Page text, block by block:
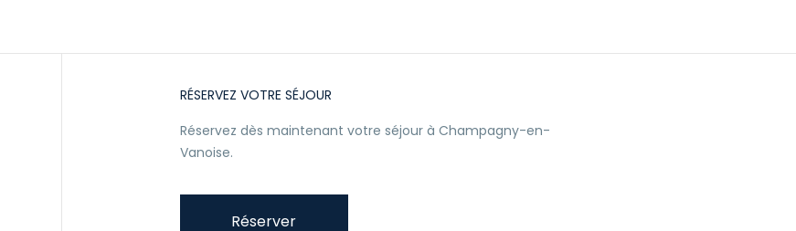
RÉSERVEZ VOTRE SÉJOUR
Réservez dès maintenant votre séjour à Champagny-en-
Vanoise.
Réserver